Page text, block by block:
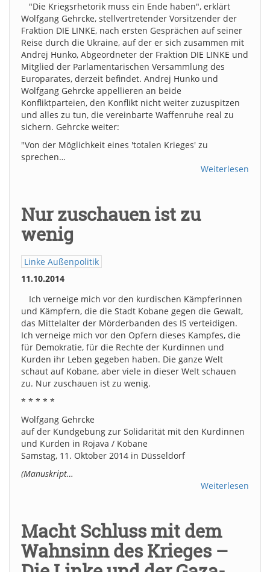
"Die Kriegsrhetorik muss ein Ende haben", erklärt
Wolfgang Gehrcke, stellvertretender Vorsitzender der
Fraktion DIE LINKE, nach ersten Gesprächen auf seiner
Reise durch die Ukraine, auf der er sich zusammen mit
Andrej Hunko, Abgeordneter der Fraktion DIE LINKE und
Mitglied der Parlamentarischen Versammlung des
Europarates, derzeit befindet. Andrej Hunko und
Wolfgang Gehrcke appellieren an beide
Konfliktparteien, den Konflikt nicht weiter zuzuspitzen
und alles zu tun, die vereinbarte Waffenruhe real zu
sichern. Gehrcke weiter:
"Von der Möglichkeit eines 'totalen Krieges' zu
sprechen…
Weiterlesen
Nur zuschauen ist zu
wenig
Linke Außenpolitik
11.10.2014
Ich verneige mich vor den kurdischen Kämpferinnen
und Kämpfern, die die Stadt Kobane gegen die Gewalt,
das Mittelalter der Mörderbanden des IS verteidigen.
Ich verneige mich vor den Opfern dieses Kampfes, die
für Demokratie, für die Rechte der Kurdinnen und
Kurden ihr Leben gegeben haben. Die ganze Welt
schaut auf Kobane, aber viele in dieser Welt schauen
zu. Nur zuschauen ist zu wenig.
* * * * *
Wolfgang Gehrcke
auf der Kundgebung zur Solidarität mit den Kurdinnen
und Kurden in Rojava / Kobane
Samstag, 11. Oktober 2014 in Düsseldorf
(Manuskript…
Weiterlesen
Macht Schluss mit dem
Wahnsinn des Krieges –